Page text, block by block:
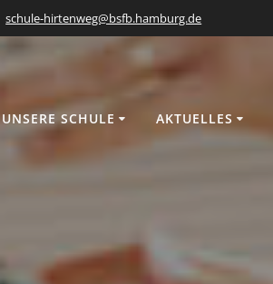
schule-hirtenweg@bsfb.hamburg.de
UNSERE SCHULE AKTUELLES